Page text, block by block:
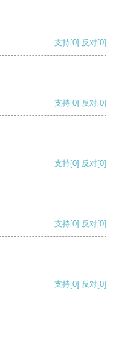
支持[0] 反对[0]
支持[0] 反对[0]
支持[0] 反对[0]
支持[0] 反对[0]
支持[0] 反对[0]